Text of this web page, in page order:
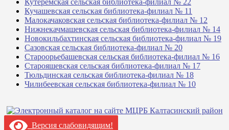
Кутеремская сельская библиотека-филиал № 22
Кучашевская сельская библиотека-филиал № 11
Малокачаковская сельская библиотека-филиал № 12
Нижнекачмашевская сельская библиотека-филиал № 14
Новокильбахтинская сельская библиотека-филиал № 19
Сазовская сельская библиотека-филиал № 20
Староорьебашевская сельская библиотека-филиал № 16
Старояшевская сельская библиотека-филиал № 17
Тюльдинская сельская библиотека-филиал № 18
Чилибеевская сельская библиотека-филиал № 10
Версия слабовидящим!